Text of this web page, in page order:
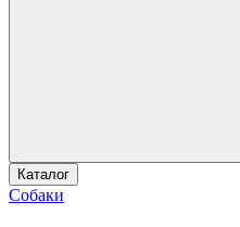
Каталог
Собаки